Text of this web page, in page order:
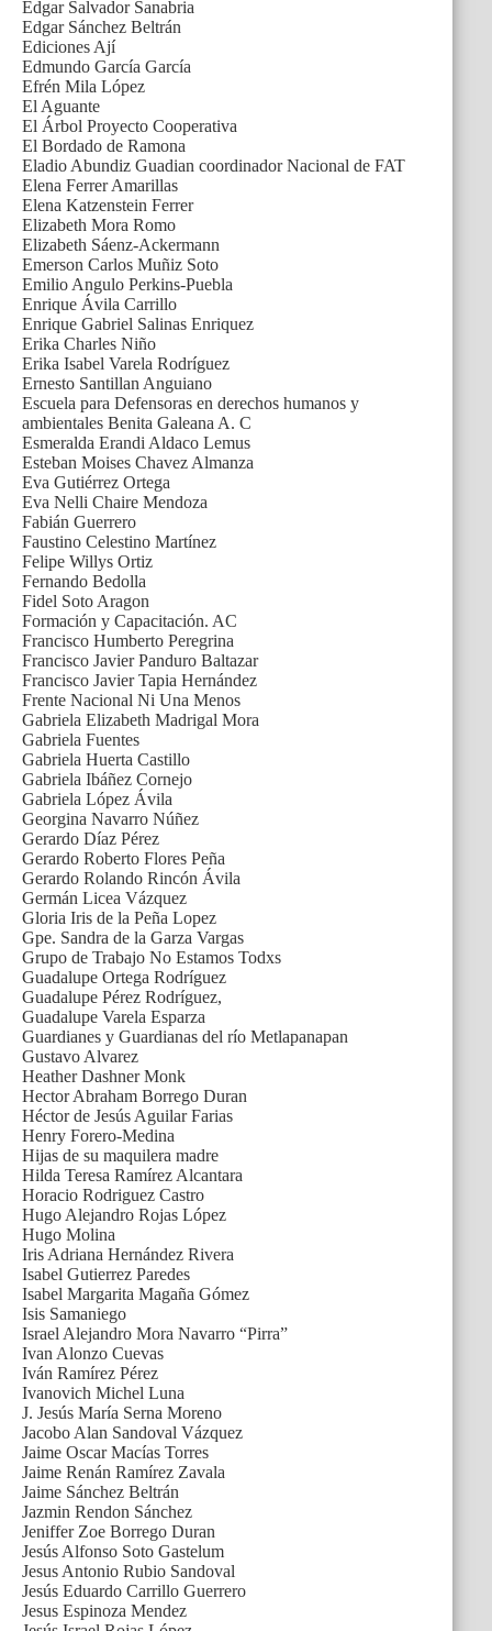
Edgar Salvador Sanabria
Edgar Sánchez Beltrán
Ediciones Ají
Edmundo García García
Efrén Mila López
El Aguante
El Árbol Proyecto Cooperativa
El Bordado de Ramona
Eladio Abundiz Guadian coordinador Nacional de FAT
Elena Ferrer Amarillas
Elena Katzenstein Ferrer
Elizabeth Mora Romo
Elizabeth Sáenz-Ackermann
Emerson Carlos Muñiz Soto
Emilio Angulo Perkins-Puebla
Enrique Ávila Carrillo
Enrique Gabriel Salinas Enriquez
Erika Charles Niño
Erika Isabel Varela Rodríguez
Ernesto Santillan Anguiano
Escuela para Defensoras en derechos humanos y
ambientales Benita Galeana A. C
Esmeralda Erandi Aldaco Lemus
Esteban Moises Chavez Almanza
Eva Gutiérrez Ortega
Eva Nelli Chaire Mendoza
Fabián Guerrero
Faustino Celestino Martínez
Felipe Willys Ortiz
Fernando Bedolla
Fidel Soto Aragon
Formación y Capacitación. AC
Francisco Humberto Peregrina
Francisco Javier Panduro Baltazar
Francisco Javier Tapia Hernández
Frente Nacional Ni Una Menos
Gabriela Elizabeth Madrigal Mora
Gabriela Fuentes
Gabriela Huerta Castillo
Gabriela Ibáñez Cornejo
Gabriela López Ávila
Georgina Navarro Núñez
Gerardo Díaz Pérez
Gerardo Roberto Flores Peña
Gerardo Rolando Rincón Ávila
Germán Licea Vázquez
Gloria Iris de la Peña Lopez
Gpe. Sandra de la Garza Vargas
Grupo de Trabajo No Estamos Todxs
Guadalupe Ortega Rodríguez
Guadalupe Pérez Rodríguez,
Guadalupe Varela Esparza
Guardianes y Guardianas del río Metlapanapan
Gustavo Alvarez
Heather Dashner Monk
Hector Abraham Borrego Duran
Héctor de Jesús Aguilar Farias
Henry Forero-Medina
Hijas de su maquilera madre
Hilda Teresa Ramírez Alcantara
Horacio Rodriguez Castro
Hugo Alejandro Rojas López
Hugo Molina
Iris Adriana Hernández Rivera
Isabel Gutierrez Paredes
Isabel Margarita Magaña Gómez
Isis Samaniego
Israel Alejandro Mora Navarro “Pirra”
Ivan Alonzo Cuevas
Iván Ramírez Pérez
Ivanovich Michel Luna
J. Jesús María Serna Moreno
Jacobo Alan Sandoval Vázquez
Jaime Oscar Macías Torres
Jaime Renán Ramírez Zavala
Jaime Sánchez Beltrán
Jazmin Rendon Sánchez
Jeniffer Zoe Borrego Duran
Jesús Alfonso Soto Gastelum
Jesus Antonio Rubio Sandoval
Jesús Eduardo Carrillo Guerrero
Jesus Espinoza Mendez